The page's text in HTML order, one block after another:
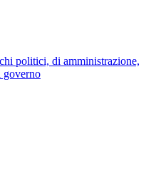
politici, di amministrazione,
governo